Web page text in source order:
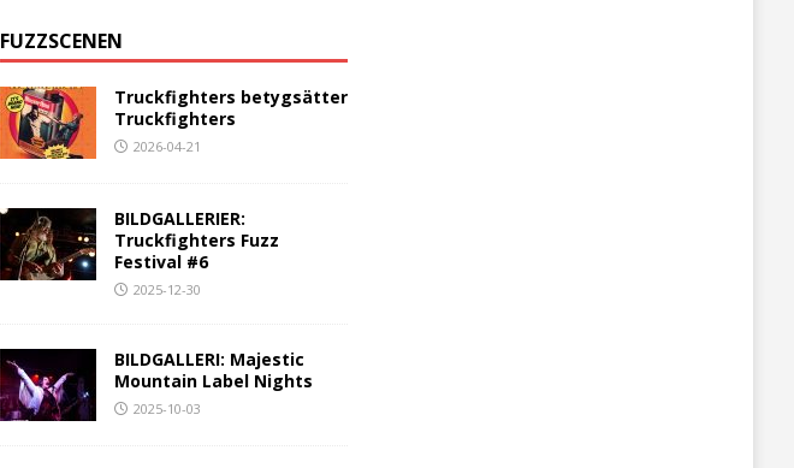
FUZZSCENEN
Truckfighters betygsätter
Truckfighters
2026-04-21
BILDGALLERIER:
Truckfighters Fuzz
Festival #6
2025-12-30
BILDGALLERI: Majestic
Mountain Label Nights
2025-10-03